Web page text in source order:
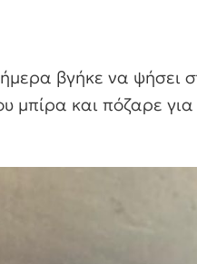
βγήκε να ψήσει
μπίρα και πόζαρε